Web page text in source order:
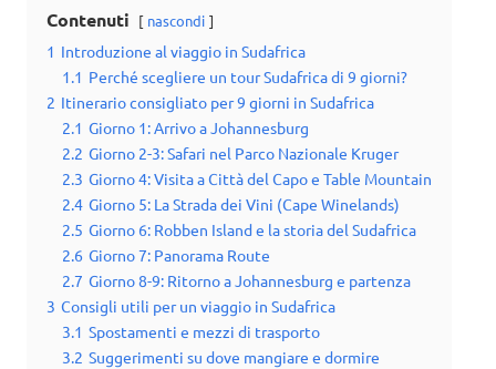
Contenuti nascondi
1 Introduzione al viaggio in Sudafrica
1.1 Perché scegliere un tour Sudafrica di 9 giorni?
2 Itinerario consigliato per 9 giorni in Sudafrica
2.1 Giorno 1: Arrivo a Johannesburg
2.2 Giorno 2-3: Safari nel Parco Nazionale Kruger
2.3 Giorno 4: Visita a Città del Capo e Table Mountain
2.4 Giorno 5: La Strada dei Vini (Cape Winelands)
2.5 Giorno 6: Robben Island e la storia del Sudafrica
2.6 Giorno 7: Panorama Route
2.7 Giorno 8-9: Ritorno a Johannesburg e partenza
3 Consigli utili per un viaggio in Sudafrica
3.1 Spostamenti e mezzi di trasporto
3.2 Suggerimenti su dove mangiare e dormire